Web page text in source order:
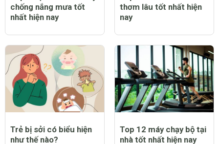
chống nắng mưa tốt
nhất hiện nay
thơm lâu tốt nhất hiện
nay
Trẻ bị sởi có biểu hiện
như thế nào?
Top 12 máy chạy bộ tại
nhà tốt nhất hiện nay